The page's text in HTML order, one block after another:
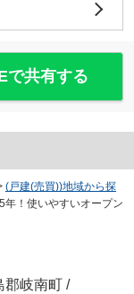
で共有する
(戸建(売買))地域から探
年！使いやすいオープン
郡岐南町 /